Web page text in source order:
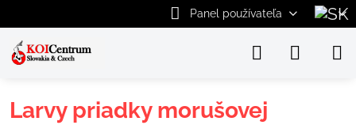
Panel používateľa
Larvy priadky morušovej